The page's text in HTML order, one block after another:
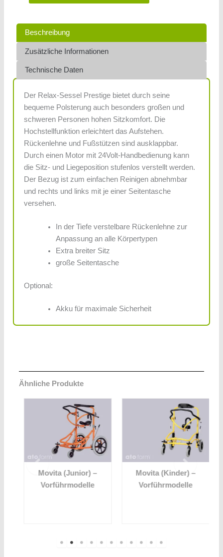
Beschreibung
Zusätzliche Informationen
Technische Daten
Der Relax-Sessel Prestige bietet durch seine
bequeme Polsterung auch besonders großen und
schweren Personen hohen Sitzkomfort. Die
Hochstellfunktion erleichtert das Aufstehen.
Rückenlehne und Fußstützen sind ausklappbar.
Durch einen Motor mit 24Volt-Handbedienung kann
die Sitz- und Liegeposition stufenlos verstellt werden.
Der Bezug ist zum einfachen Reinigen abnehmbar
und rechts und links mit je einer Seitentasche
versehen.
In der Tiefe verstelbare Rückenlehne zur
Anpassung an alle Körpertypen
Extra breiter Sitz
große Seitentasche
Optional:
Akku für maximale Sicherheit
Ähnliche Produkte
Movita (Junior) –
Vorführmodelle
Movita (Kinder) –
Vorführmodelle